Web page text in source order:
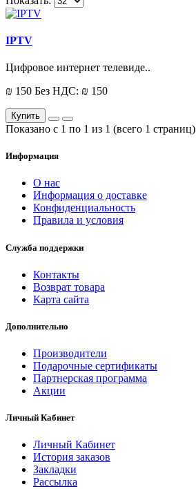
IPTV
Цифровое интернет телевиде..
₪ 150 Без НДС: ₪ 150
Купить
Показано с 1 по 1 из 1 (всего 1 страниц)
Информация
О нас
Информация о доставке
Конфиденциальность
Правила и условия
Служба поддержки
Контакты
Возврат товара
Карта сайта
Дополнительно
Производители
Подарочные сертификаты
Партнерская программа
Акции
Личный Кабинет
Личный Кабинет
История заказов
Закладки
Рассылка